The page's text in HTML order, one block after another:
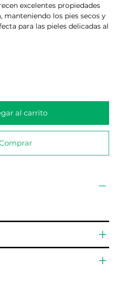
excelentes propiedades
manteniendo los pies secos y
para las pieles delicadas al
al carrito